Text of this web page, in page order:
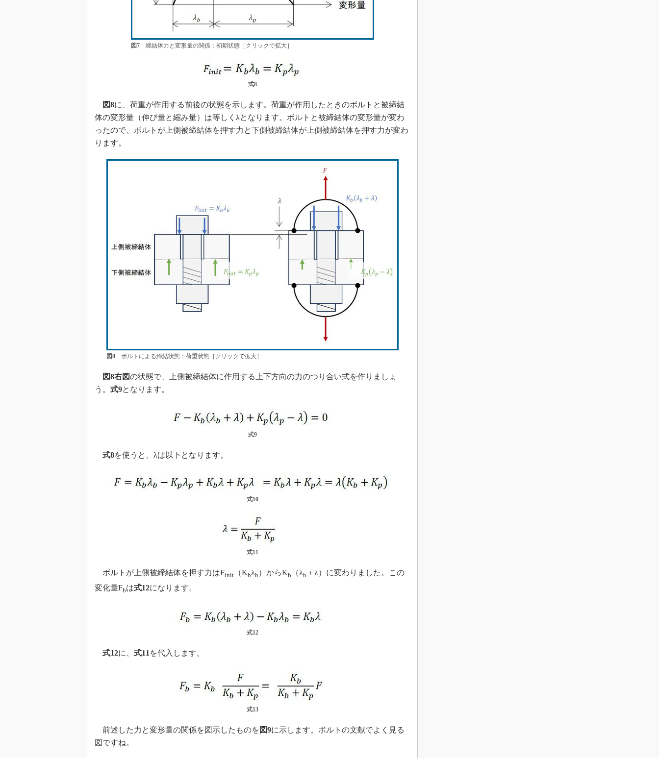
図7締結体力と変形量の関係：初期状態［クリックで拡大］
式8
図8に、荷重が作用する前後の状態を示します。荷重が作用したときのボルトと被締結
体の変形量（伸び量と縮み量）は等しくλとなります。ボルトと被締結体の変形量が変わ
ったので、ボルトが上側被締結体を押す力と下側被締結体が上側被締結体を押す力が変わ
ります。
図8ボルトによる締結状態：荷重状態［クリックで拡大］
図8右図の状態で、上側被締結体に作用する上下方向の力のつり合い式を作りましょ
う。 式9となります。
式9
式8を使うと、λは以下となります。
式10
式11
ボルトが上側被締結体を押す力はFinit （Kbλb ）からKb （λb ＋λ）に変わりました。この
変化量Fbは式12になります。
式12
式12に、 式11 を代入します。
式13
前述した力と変形量の関係を図示したものを 図9に示します。ボルトの文献でよく見る
図ですね。